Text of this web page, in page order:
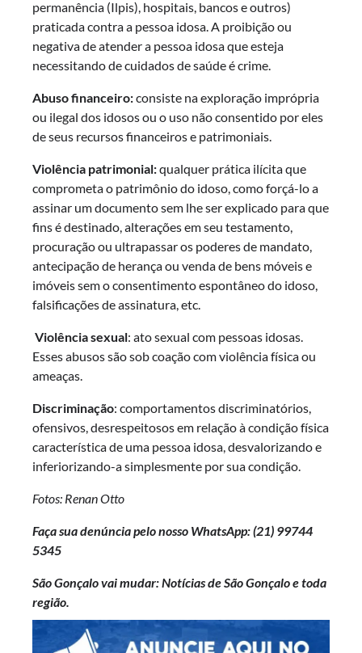
permanência (Ilpis), hospitais, bancos e outros)
praticada contra a pessoa idosa. A proibição ou
negativa de atender a pessoa idosa que esteja
necessitando de cuidados de saúde é crime.
Abuso financeiro:consiste na exploração imprópria
ou ilegal dos idosos ou o uso não consentido por eles
de seus recursos financeiros e patrimoniais.
Violência patrimonial:qualquer prática ilícita que
comprometa o patrimônio do idoso, como forçá-lo a
assinar um documento sem lhe ser explicado para que
fins é destinado, alterações em seu testamento,
procuração ou ultrapassar os poderes de mandato,
antecipação de herança ou venda de bens móveis e
imóveis sem o consentimento espontâneo do idoso,
falsificações de assinatura, etc.
Violência sexual: ato sexual com pessoas idosas.
Esses abusos são sob coação com violência física ou
ameaças.
Discriminação: comportamentos discriminatórios,
ofensivos, desrespeitosos em relação à condição física
característica de uma pessoa idosa, desvalorizando e
inferiorizando-a simplesmente por sua condição.
Fotos: Renan Otto
Faça sua denúncia pelo nosso WhatsApp: (21) 99744
5345
São Gonçalo vai mudar: Notícias de São Gonçalo e toda
região.